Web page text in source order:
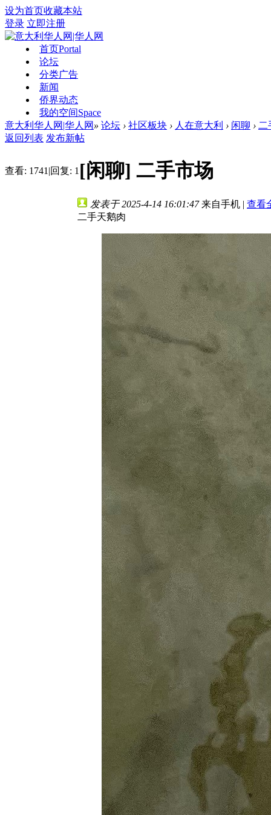
设为首页收藏本站
登录 立即注册
首页Portal
论坛
分类广告
新闻
侨界动态
我的空间Space
意大利华人网|华人网 » 论坛 › 社区板块 › 人在意大利 › 闲聊 › 二
返回列表 发布新帖
查看: 1741 |回复: 1 [闲聊] 二手市场
发表于 2025-4-14 16:01:47 来自手机 | 查看
二手天鹅肉